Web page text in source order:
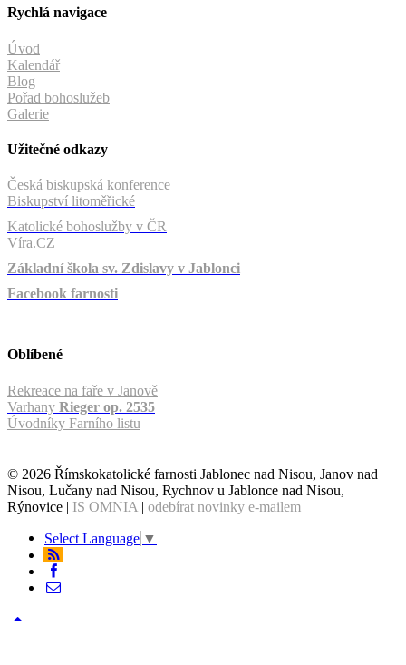
Rychlá navigace
Úvod
Kalendář
Blog
Pořad bohoslužeb
Galerie
Užitečné odkazy
Česká biskupská konference
Biskupství litoměřické
Katolické bohoslužby v ČR
Víra.CZ
Základní škola sv. Zdislavy v Jablonci
Facebook farnosti
Oblíbené
Rekreace na faře v Janově
Varhany Rieger op. 2535
Úvodníky Farního listu
© 2026 Římskokatolické farnosti Jablonec nad Nisou, Janov nad
Nisou, Lučany nad Nisou, Rychnov u Jablonce nad Nisou,
Rýnovice | IS OMNIA | odebírat novinky e-mailem
Select Language ▼